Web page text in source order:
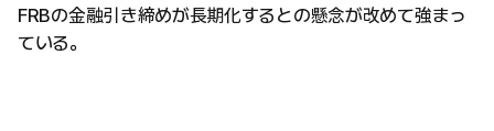
FRBの金融引き締めが長期化するとの懸念が改めて強まっ
ている。